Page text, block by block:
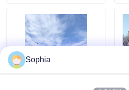
Tin tức
Các vụ án
Sophia